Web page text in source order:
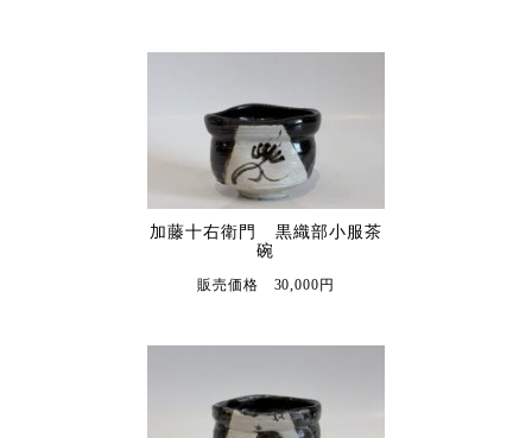
加藤十右衛門 黒織部小服茶
碗
販売価格 30,000円